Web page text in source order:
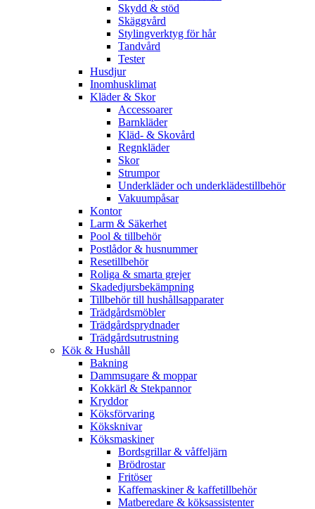
Skydd & stöd
Skäggvård
Stylingverktyg för hår
Tandvård
Tester
Husdjur
Inomhusklimat
Kläder & Skor
Accessoarer
Barnkläder
Kläd- & Skovård
Regnkläder
Skor
Strumpor
Underkläder och underklädestillbehör
Vakuumpåsar
Kontor
Larm & Säkerhet
Pool & tillbehör
Postlådor & husnummer
Resetillbehör
Roliga & smarta grejer
Skadedjursbekämpning
Tillbehör till hushållsapparater
Trädgårdsmöbler
Trädgårdsprydnader
Trädgårdsutrustning
Kök & Hushåll
Bakning
Dammsugare & moppar
Kokkärl & Stekpannor
Kryddor
Köksförvaring
Köksknivar
Köksmaskiner
Bordsgrillar & våffeljärn
Brödrostar
Fritöser
Kaffemaskiner & kaffetillbehör
Matberedare & köksassistenter